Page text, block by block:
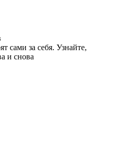
сами за себя. Узнайте,
и снова